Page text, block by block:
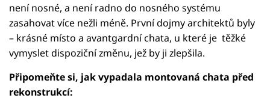
není nosné, a není radno do nosného systému
zasahovat více nežli méně. První dojmy architektů byly
– krásné místo a avantgardní chata, u které je těžké
vymyslet dispoziční změnu, jež by ji zlepšila.
Připomeňte si, jak vypadala montovaná chata před
rekonstrukcí: